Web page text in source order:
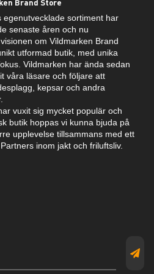
Brand Store
egenutvecklade sortiment har
senaste åren och nu
om Vildmarken Brand
utformad butik, med unika
Vildmarken har ända sedan
våra läsare och följare att
kepsar och andra
vuxit sig mycket populär och
butik hoppas vi kunna bjuda på
upplevelse tillsammans med ett
inom jakt och friluftsliv.